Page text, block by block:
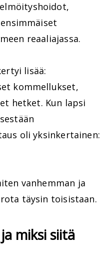
reaaliajassa.
lisää:
kommellukset,
hetket. Kun lapsi
oli yksinkertainen:
vanhemman ja
täysin toisistaan.
miksi siitä